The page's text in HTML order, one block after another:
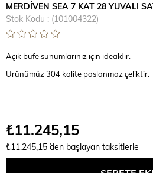
MERDİVEN SEA 7 KAT 28 YUVALI
Stok Kodu
(101004322)
Açık büfe sunumlarınız için idealdir.
Ürünümüz 304 kalite paslanmaz çeliktir.
₺11.245,15
₺11.245,15 `den başlayan taksitlerle